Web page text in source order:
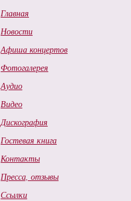
Главная
Новости
Афиша концертов
Фотогалерея
Аудио
Видео
Дискография
Гостевая книга
Контакты
Пресса, отзывы
Ссылки